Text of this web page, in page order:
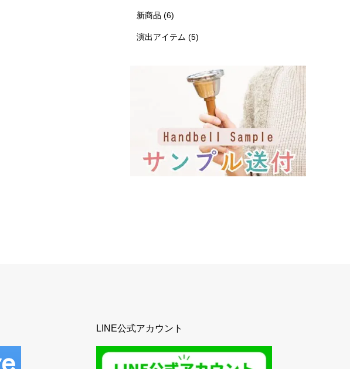
新商品 (6)
演出アイテム (5)
LINE公式アカウント